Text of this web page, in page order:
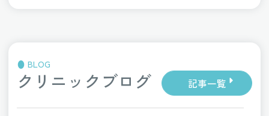
す。
2026.05.19
帯状疱疹ワクチン定期接種（令
和8年度）のお知らせ
BLOG
クリニックブログ 記事一覧